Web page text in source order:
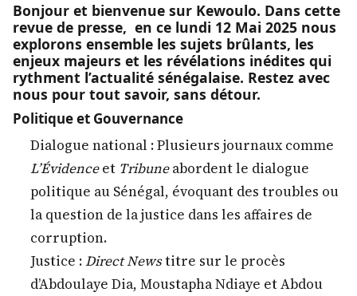
Bonjour et bienvenue sur Kewoulo. Dans cette
revue de presse, en ce lundi 12 Mai 2025 nous
explorons ensemble les sujets brûlants, les
enjeux majeurs et les révélations inédites qui
rythment l’actualité sénégalaise. Restez avec
nous pour tout savoir, sans détour.
Politique et Gouvernance
Dialogue national : Plusieurs journaux comme
L’Évidenceet Tribuneabordent le dialogue
politique au Sénégal, évoquant des troubles ou
la question de la justice dans les affaires de
corruption.
Justice :Direct Newstitre sur le procès
d’Abdoulaye Dia, Moustapha Ndiaye et Abdou